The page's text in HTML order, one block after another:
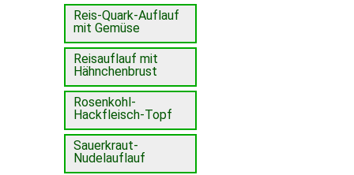
Reis-Quark-Auflauf
mit Gemüse
Reisauflauf mit
Hähnchenbrust
Rosenkohl-
Hackfleisch-Topf
Sauerkraut-
Nudelauflauf